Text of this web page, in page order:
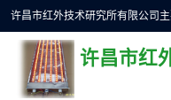
许昌市红